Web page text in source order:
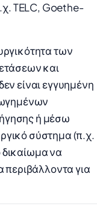
TELC, Goethe-
των
και
είναι εγγυημένη
ή μέσω
σύστημα (π.χ.
να
περιβάλλοντα για